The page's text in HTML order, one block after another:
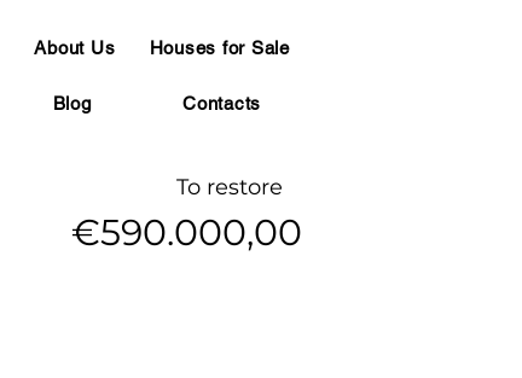
To restore
€590.000,00
About Us Houses for Sale
Blog Contacts